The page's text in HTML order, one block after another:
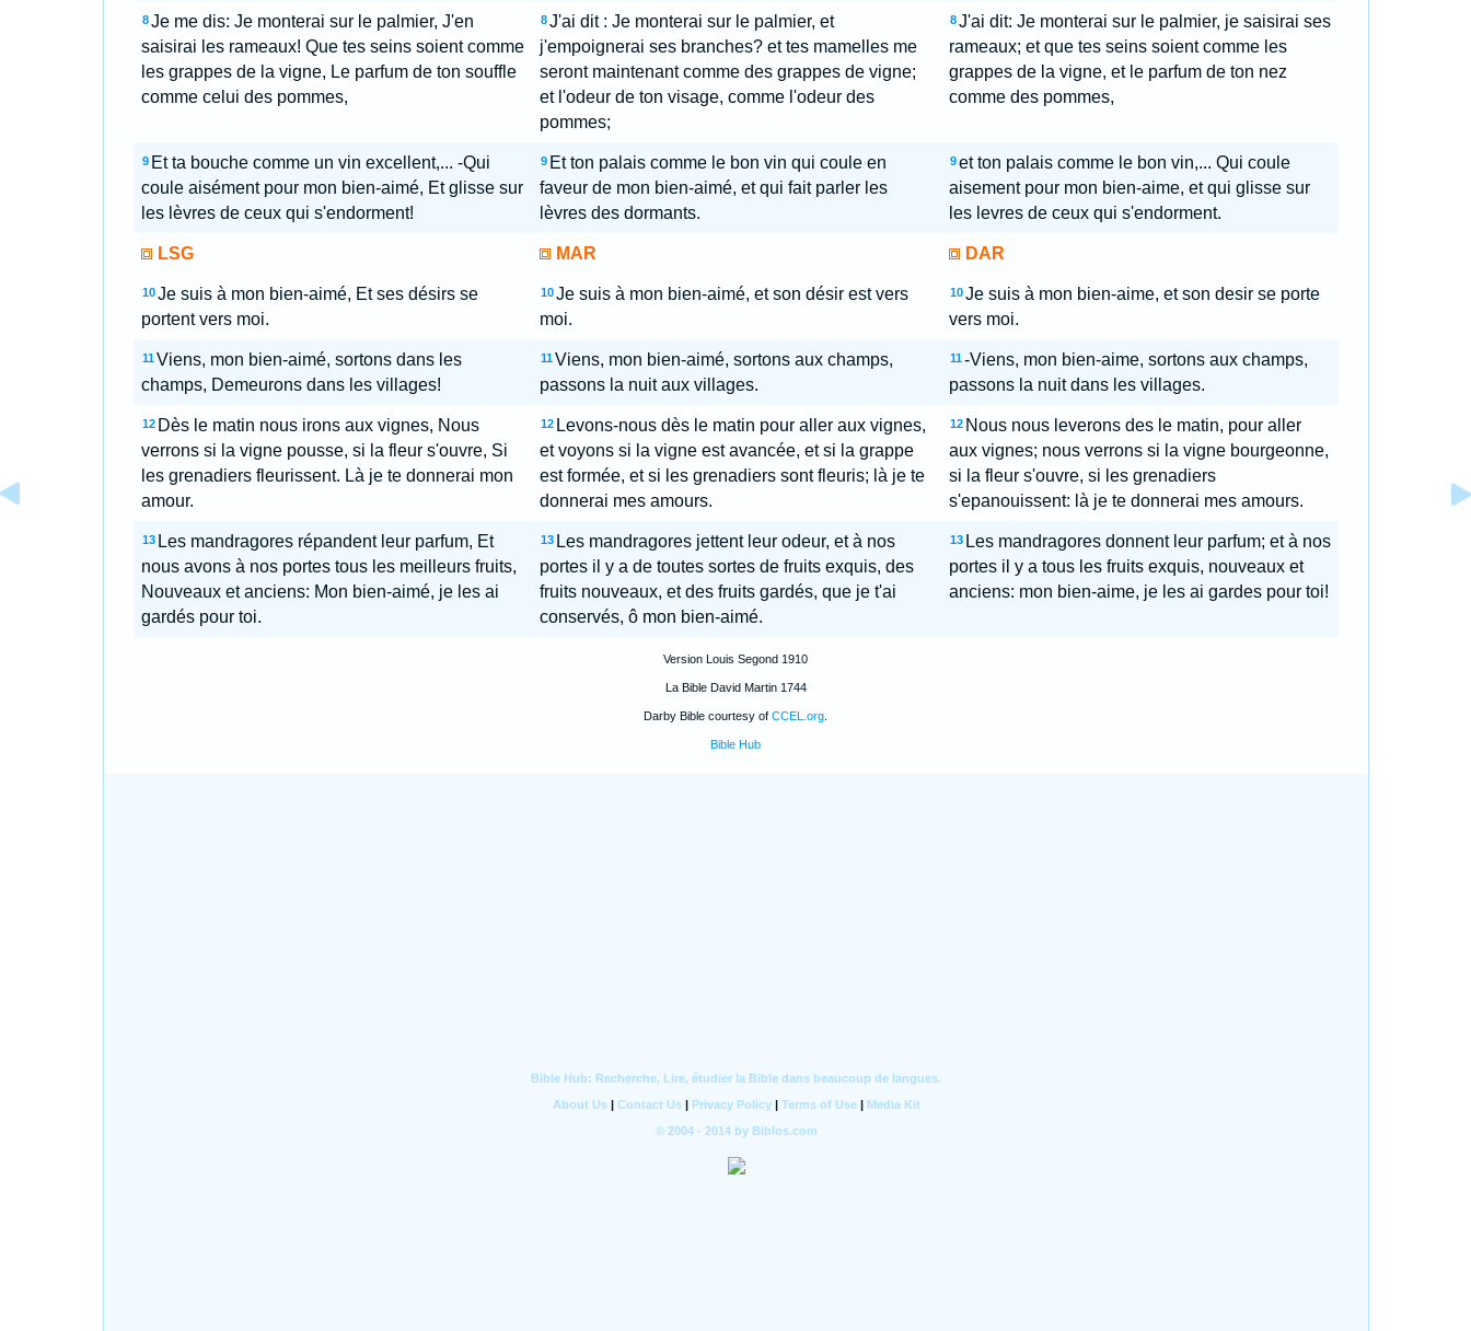
8 Je me dis: Je monterai sur le palmier, J'en
saisirai les rameaux! Que tes seins soient comme
les grappes de la vigne, Le parfum de ton souffle
comme celui des pommes,
8 J'ai dit : Je monterai sur le palmier, et
j'empoignerai ses branches? et tes mamelles me
seront maintenant comme des grappes de vigne;
et l'odeur de ton visage, comme l'odeur des
pommes;
8 J'ai dit: Je monterai sur le palmier, je saisirai ses
rameaux; et que tes seins soient comme les
grappes de la vigne, et le parfum de ton nez
comme des pommes,
9 Et ta bouche comme un vin excellent,... -Qui
coule aisément pour mon bien-aimé, Et glisse sur
les lèvres de ceux qui s'endorment!
9 Et ton palais comme le bon vin qui coule en
faveur de mon bien-aimé, et qui fait parler les
lèvres des dormants.
9 et ton palais comme le bon vin,... Qui coule
aisement pour mon bien-aime, et qui glisse sur
les levres de ceux qui s'endorment.
LSG MAR DAR
10 Je suis à mon bien-aimé, Et ses désirs se
portent vers moi.
10 Je suis à mon bien-aimé, et son désir est vers
moi.
10 Je suis à mon bien-aime, et son desir se porte
vers moi.
11 Viens, mon bien-aimé, sortons dans les
champs, Demeurons dans les villages!
11 Viens, mon bien-aimé, sortons aux champs,
passons la nuit aux villages.
11 -Viens, mon bien-aime, sortons aux champs,
passons la nuit dans les villages.
12 Dès le matin nous irons aux vignes, Nous
verrons si la vigne pousse, si la fleur s'ouvre, Si
les grenadiers fleurissent. Là je te donnerai mon
amour.
12 Levons-nous dès le matin pour aller aux vignes,
et voyons si la vigne est avancée, et si la grappe
est formée, et si les grenadiers sont fleuris; là je te
donnerai mes amours.
12 Nous nous leverons des le matin, pour aller
aux vignes; nous verrons si la vigne bourgeonne,
si la fleur s'ouvre, si les grenadiers
s'epanouissent: là je te donnerai mes amours.
13 Les mandragores répandent leur parfum, Et
nous avons à nos portes tous les meilleurs fruits,
Nouveaux et anciens: Mon bien-aimé, je les ai
gardés pour toi.
13 Les mandragores jettent leur odeur, et à nos
portes il y a de toutes sortes de fruits exquis, des
fruits nouveaux, et des fruits gardés, que je t'ai
conservés, ô mon bien-aimé.
13 Les mandragores donnent leur parfum; et à nos
portes il y a tous les fruits exquis, nouveaux et
anciens: mon bien-aime, je les ai gardes pour toi!
Version Louis Segond 1910
La Bible David Martin 1744
Darby Bible courtesy of CCEL.org
Bible Hub